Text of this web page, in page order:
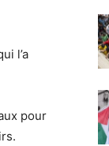
l’a
pour